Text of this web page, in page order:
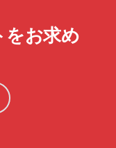
をお求め